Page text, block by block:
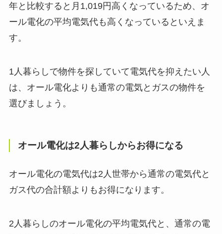
年と比較すると月1,019円高くなっているため、オ
ール電化の平均電気代も高くなっているといえま
す。
1人暮らしで物件を探していて電気代を抑えたい人
は、オール電化よりも通常の電気とガスの物件を
選びましょう。
オール電化は2人暮らしからお得になる
オール電化の電気代は2人世帯から通常の電気代と
ガス代の合計額よりもお得になります。
2人暮らしのオール電化の平均電気代と、通常の電